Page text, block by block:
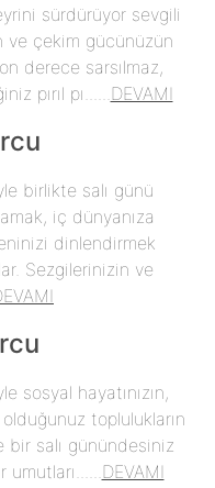
sürdürüyor sevgili
ve çekim gücünüzün
derece sarsılmaz,
pırıl pı...... DEVAMI
birlikte salı günü
iç dünyanıza
dinlendirmek
Sezgilerinizin ve
sosyal hayatınızın,
olduğunuz toplulukların
bir salı günündesiniz
DEVAMI